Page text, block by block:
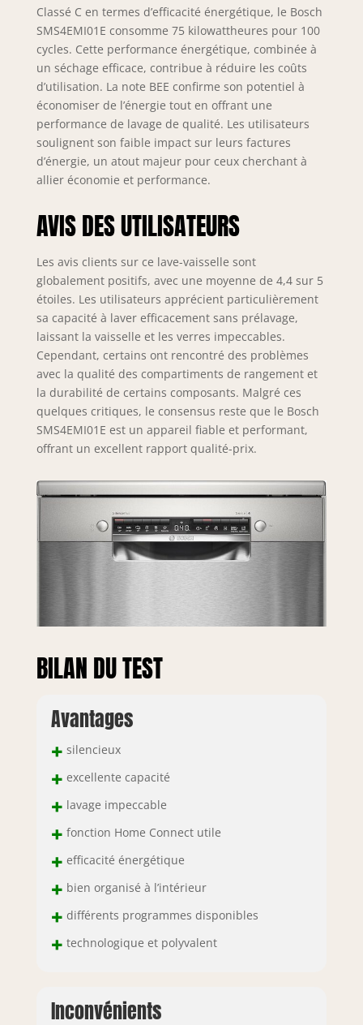
Classé C en termes d’efficacité énergétique, le Bosch
SMS4EMI01E consomme 75 kilowattheures pour 100
cycles. Cette performance énergétique, combinée à
un séchage efficace, contribue à réduire les coûts
d’utilisation. La note BEE confirme son potentiel à
économiser de l’énergie tout en offrant une
performance de lavage de qualité. Les utilisateurs
soulignent son faible impact sur leurs factures
d’énergie, un atout majeur pour ceux cherchant à
allier économie et performance.
AVIS DES UTILISATEURS
Les avis clients sur ce lave-vaisselle sont
globalement positifs, avec une moyenne de 4,4 sur 5
étoiles. Les utilisateurs apprécient particulièrement
sa capacité à laver efficacement sans prélavage,
laissant la vaisselle et les verres impeccables.
Cependant, certains ont rencontré des problèmes
avec la qualité des compartiments de rangement et
la durabilité de certains composants. Malgré ces
quelques critiques, le consensus reste que le Bosch
SMS4EMI01E est un appareil fiable et performant,
offrant un excellent rapport qualité-prix.
BILAN DU TEST
Avantages
+ silencieux
+ excellente capacité
+ lavage impeccable
+ fonction Home Connect utile
+ efficacité énergétique
+ bien organisé à l’intérieur
+ différents programmes disponibles
+ technologique et polyvalent
Inconvénients